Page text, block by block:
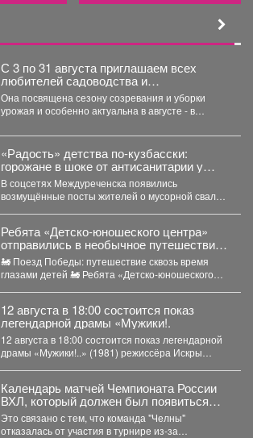
С 3 по 31 августа приглашаем всех
любителей садоводства и
огородничества в библиотеку
«Молодежная» на книжную выставку
«Ваш урожайный участок»!
Она посвящена сезону созревания и уборки
урожая и особенно актуальна в августе - в
«Радость» детства по-кузбасски:
горожане в шоке от антисанитарии у
детского сада
В соцсетях Междуреченска появились
возмущённые посты жителей о мусорной свалке,
Ребята «Детско-юношеского центра»
отправились в необычное путешествие -
на борт «Поезда Победы».
🚂 Поезд Победы: путешествие сквозь время
глазами детей 🚂 Ребята «Детско-юношеского
12 августа в 18:00 состоится показ
легендарной драмы «Мужики!.
12 августа в 18:00 состоится показ легендарной
драмы «Мужики!..» (1981) режиссёра Искры
Календарь матчей Чемпионата России
ВХЛ, который должен был появиться
сегодня, опубликуют позднее.
Это связано с тем, что команда "Челны"
отказалась от участия в турнире из-за